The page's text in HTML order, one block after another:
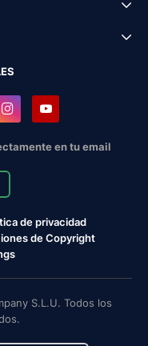
en tu email
de privacidad
de Copyright
S.L.U. Todos los